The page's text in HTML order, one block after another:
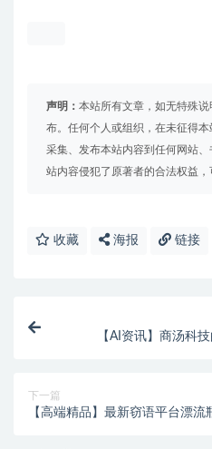
声明： 本站所有文章，如无特殊
布。任何个人或组织，在未征得本
采集、发布本站内容到任何网站
站内容侵犯了原著者的合法权益，
收藏 海报 链接
【AI资讯】商汤科
下一篇
【高端精品】最新窃语平台漂流